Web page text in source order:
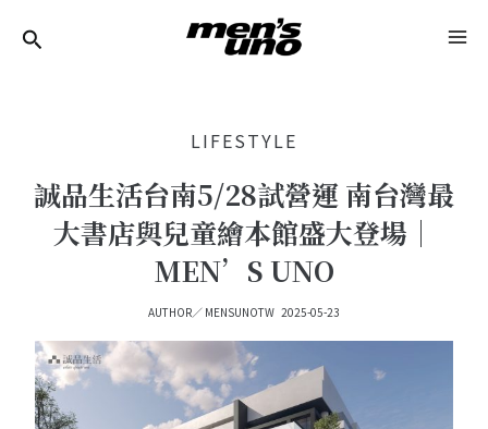
LIFESTYLE
誠品生活台南5/28試營運 南台灣最
大書店與兒童繪本館盛大登場｜
MEN’S UNO
AUTHOR／ MENSUNOTW 2025-05-23
Navigation